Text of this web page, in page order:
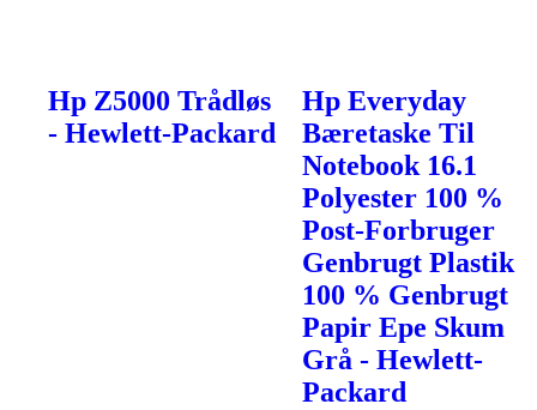
Hp Z5000 Trådløs
- Hewlett-Packard
Hp Everyday
Bæretaske Til
Notebook 16.1
Polyester 100 %
Post-Forbruger
Genbrugt Plastik
100 % Genbrugt
Papir Epe Skum
Grå - Hewlett-
Packard